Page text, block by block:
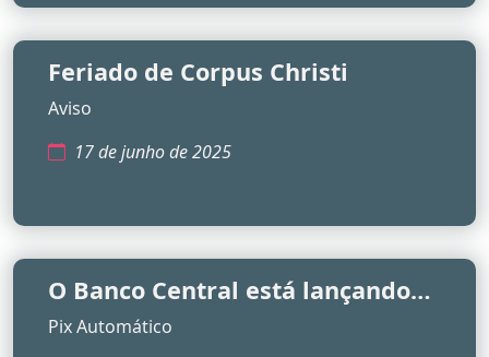
Feriado de Corpus Christi
Aviso
17 de junho de 2025
O Banco Central está lançando
uma nova funcionalidade para o
Pix Automático